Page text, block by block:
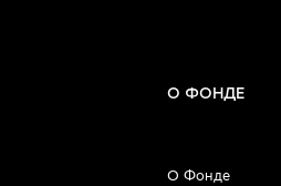
О ФОНДЕ
О Фонде